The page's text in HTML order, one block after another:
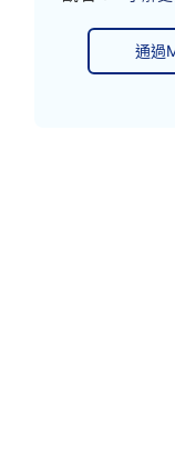
通過